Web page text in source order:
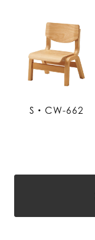
S・CW-662